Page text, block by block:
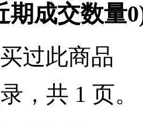
期成交数量0
过此商品
，共 1 页。